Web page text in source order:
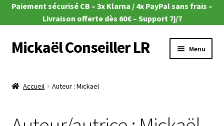
Paiement sécurisé CB – 3x Klarna / 4x PayPal sans frais –
Livraison offerte dès 60€ – Support 7j/7
Aller
à
navigation
Aller
au
Mickaël Conseiller LR Menu
Accueil Auteur : Mickaël